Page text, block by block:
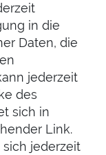
in die
Daten, die
jederzeit
des
sich in
Link.
jederzeit